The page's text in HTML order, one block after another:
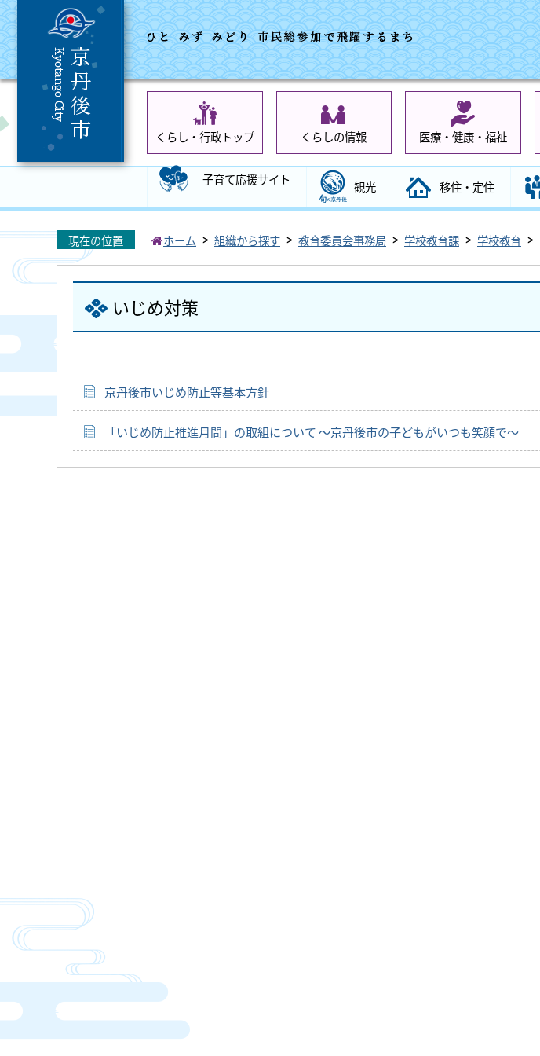
くらし・行政トップ くらしの情報 医療・健康・福祉
子育て応援サイト 観光 移住・定住
現在の位置 ホーム 組織から探す 教育委員会事務局 学校教育課 学校教育
いじめ対策
京丹後市いじめ防止等基本方針
「いじめ防止推進月間」の取組について ～京丹後市の子どもがいつも笑顔で～